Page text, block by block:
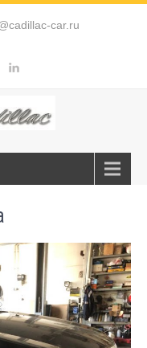
car.ru